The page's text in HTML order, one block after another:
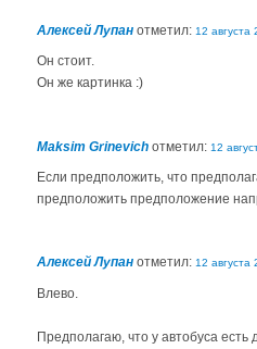
Алексей Лупан отметил: 12 августа
Он стоит.
Он же картинка :)
Maksim Grinevich отметил: 12
Если предположить, что
предположить предположение
Алексей Лупан отметил: 12 августа
Влево.
Предполагаю, что у автобуса есть